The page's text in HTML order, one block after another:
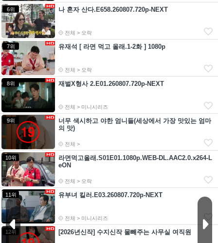
6위 나 혼자 산다.E658.260807.720p-NEXT
전체 > 오락
7위 유재석 [ 라면 먹고 올래.1-2화 ] 1080p
전체 > 오락
8위 재벌X형사 2.E01.260807.720p-NEXT
전체 > 미니시리즈
9위
너무 색시하고 야한 엄니들(세상에서 가장 맛있는 엄마
의 맛)
전체 >
10위
라면먹고올래.S01E01.1080p.WEB-DL.AAC2.0.x264-L
eON
전체 > 오락
11위 유부녀 킬러.E03.260807.720p-NEXT
전체 > 미니시리즈
12위 [2026년신작] 수지신작 물빼주는 사무실 여직원